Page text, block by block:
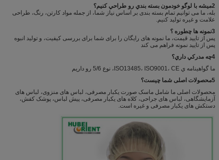
2ميشه با لوگو خودمون بسته بندي رو طراحي کنيم؟
بله، ما می توانیم تمام بسته بندی بر اساس نیاز شما، از جمله مواد کارتن، رنگ، طراحی
علامت و غیره تولید کنیم.
3نمونه ها چطوره ؟
پس از تایید قیمت، ما نمونه های رایگان را برای شما برای بررسی کیفیت، و تولید انبوه
پس از تایید نمونه فراهم می کند
4چه مدرکي داري؟
ما گواهينامه ي ISO13485، ISO9001، CE، نوع 5/6 رو داريم
5محصولات اصلی شما چیست؟
محصولات اصلی ما شامل ماسک صورت یکبار مصرفی، لباس های منزوی، لباس های
آزمایشگاهی، لباس های جراحی، کلاه های یکبار مصرفی، پیش لباس، پوشک کفش،
دستکش های یکبار مصرفی و غیره است.